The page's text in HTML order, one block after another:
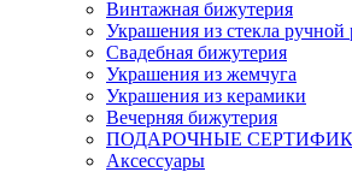
Винтажная бижутерия
Украшения из стекла ручной
Свадебная бижутерия
Украшения из жемчуга
Украшения из керамики
Вечерняя бижутерия
ПОДАРОЧНЫЕ
Аксессуары